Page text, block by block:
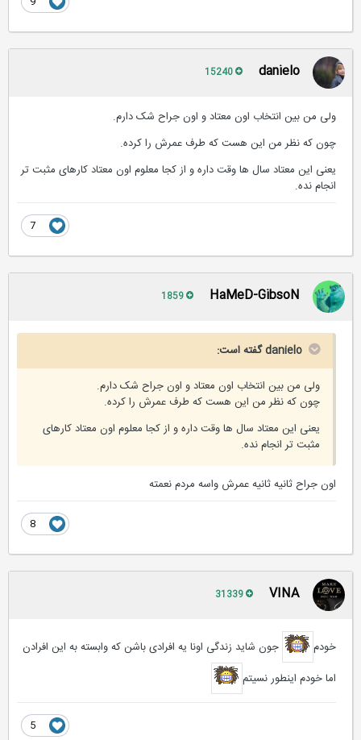
danielo
ولی من بین انتخاب اون معتاد و اون جراح شک دارم.
چون که نظر من این هست که طرف عمرش را کرده.
یعنی این معتاد سال ها وقت داره و از کجا معلوم اون معتاد کارهای مثبت تر
انجام نده.
HaMeD-GibsoN
danielo گفته است:
ولی من بین انتخاب اون معتاد و اون جراح شک دارم.
چون که نظر من این هست که طرف عمرش را کرده.
یعنی این معتاد سال ها وقت داره و از کجا معلوم اون معتاد کارهای
مثبت تر انجام نده.
اون جراح ثانیه ثانیه عمرش واسه مردم نعمته
VINA
خودم
جون شاید زندگی اونا یه افرادی باشن که وابسته به این افرادن
اما خودم اینطور نسیتم